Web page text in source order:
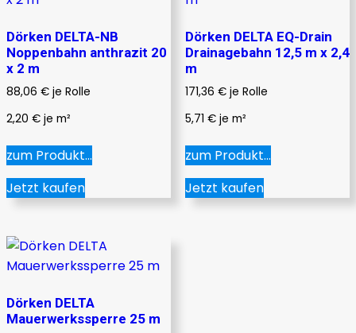
Dörken DELTA-NB
Noppenbahn anthrazit 20
x 2 m
88,06 € je Rolle
2,20 € je m²
zum Produkt...
Jetzt kaufen
Dörken DELTA EQ-Drain
Drainagebahn 12,5 m x 2,4
m
171,36 € je Rolle
5,71 €je m²
zum Produkt...
Jetzt kaufen
Dörken DELTA
Mauerwerkssperre 25 m